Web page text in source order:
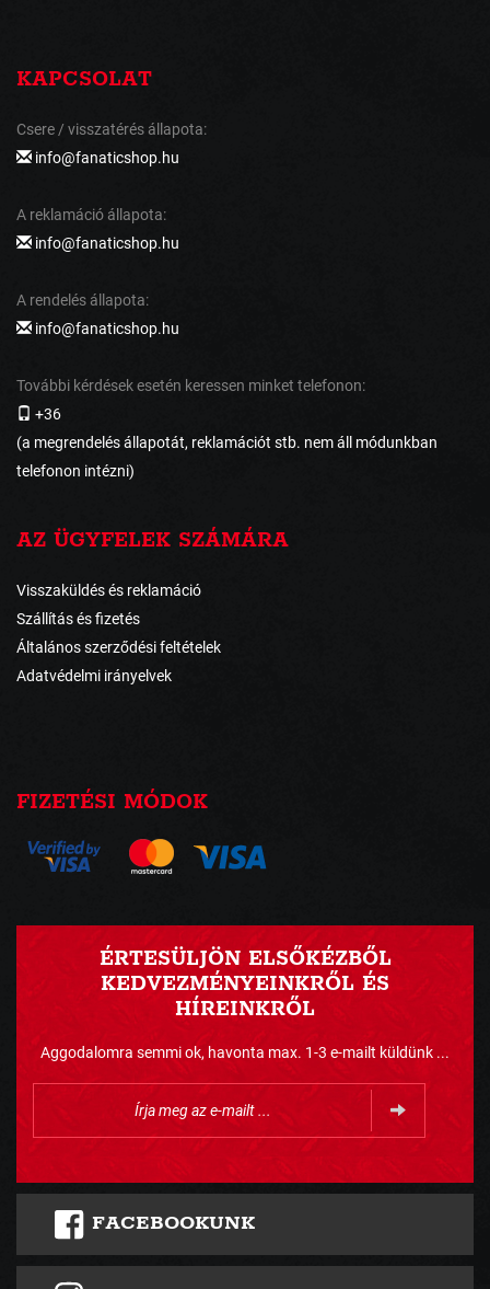
KAPCSOLAT
Csere / visszatérés állapota:
info@fanaticshop.hu
A reklamáció állapota:
info@fanaticshop.hu
A rendelés állapota:
info@fanaticshop.hu
További kérdések esetén keressen minket telefonon:
+36
(a megrendelés állapotát, reklamációt stb. nem áll módunkban
telefonon intézni)
AZ ÜGYFELEK SZÁMÁRA
Visszaküldés és reklamáció
Szállítás és fizetés
Általános szerződési feltételek
Adatvédelmi irányelvek
FIZETÉSI MÓDOK
ÉRTESÜLJÖN ELSŐKÉZBŐL
KEDVEZMÉNYEINKRŐL ÉS
HÍREINKRŐL
Aggodalomra semmi ok, havonta max. 1-3 e-mailt küldünk ...
FACEBOOKUNK